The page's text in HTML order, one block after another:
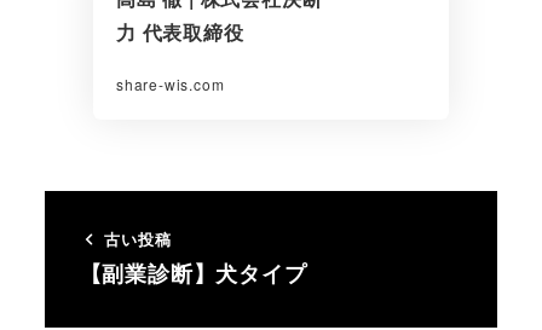
力 代表取締役
share-wis.com
古い投稿
【副業診断】犬タイプ